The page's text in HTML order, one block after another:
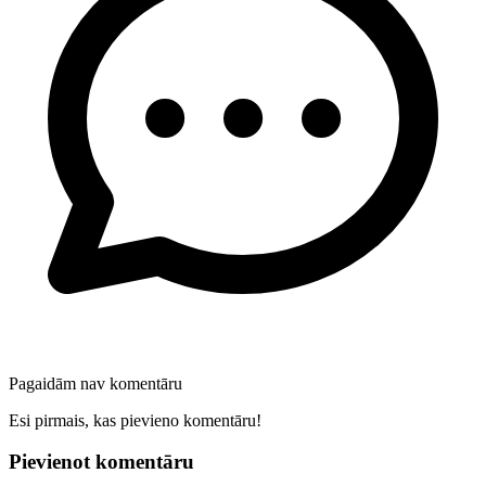
Pagaidām nav komentāru
Esi pirmais, kas pievieno komentāru!
Pievienot komentāru